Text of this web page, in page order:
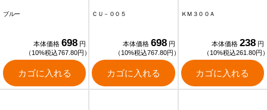
ブルー
本体価格 698 円
（10%税込767.80円）
カゴに入れる
ＣＵ－００５
本体価格 698 円
（10%税込767.80円）
カゴに入れる
ＫＭ３００Ａ
本体価格 238 円
（10%税込261.80円
カゴに入れる